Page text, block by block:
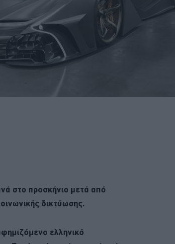
στο προσκήνιο μετά από
δικτύωσης.
ελληνικό